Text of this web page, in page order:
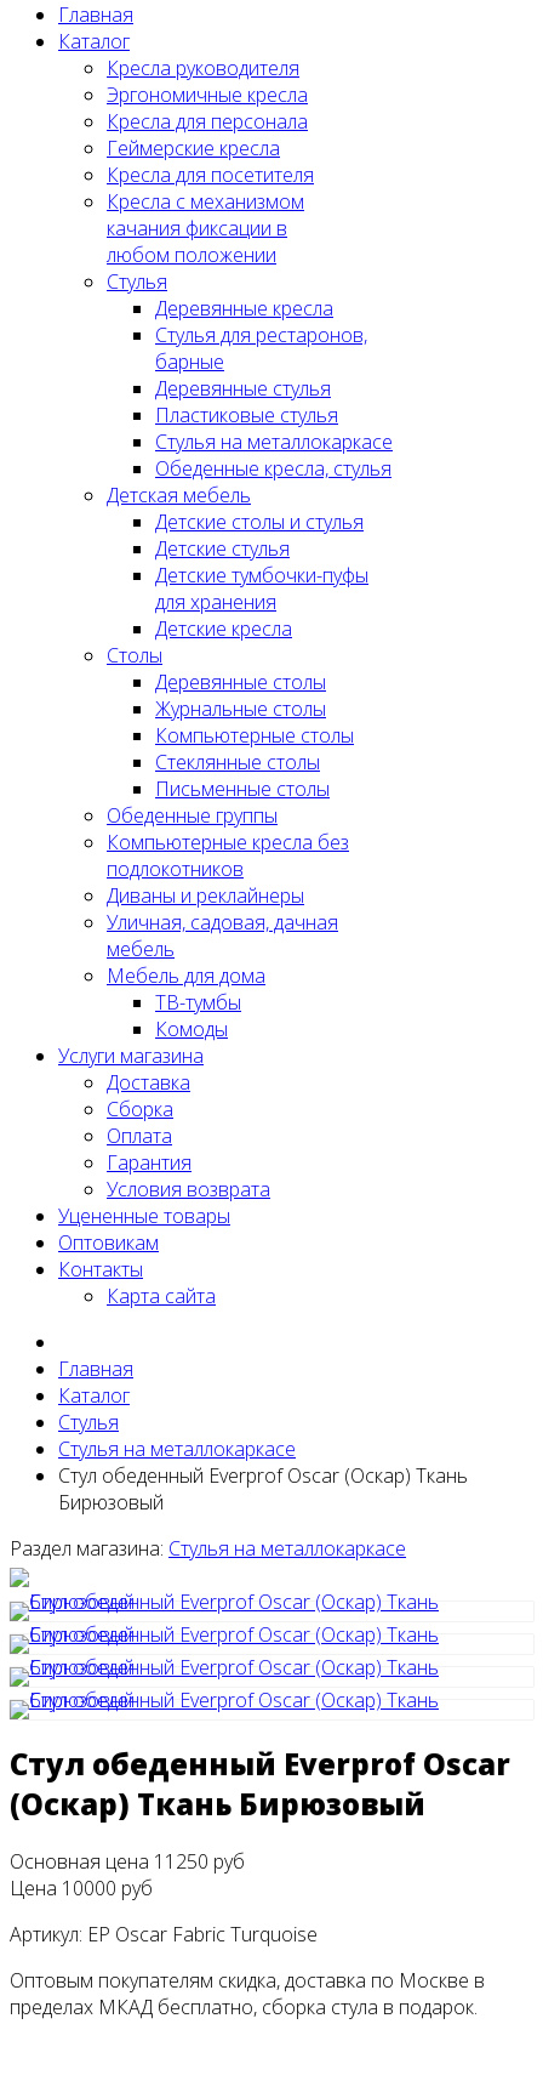
Главная
Каталог
Кресла руководителя
Эргономичные кресла
Кресла для персонала
Геймерские кресла
Кресла для посетителя
Кресла с механизмом
качания фиксации в
любом положении
Стулья
Деревянные кресла
Стулья для рестаронов,
барные
Деревянные стулья
Пластиковые стулья
Стулья на металлокаркасе
Обеденные кресла, стулья
Детская мебель
Детские столы и стулья
Детские стулья
Детские тумбочки-пуфы
для хранения
Детские кресла
Столы
Деревянные столы
Журнальные столы
Компьютерные столы
Стеклянные столы
Письменные столы
Обеденные группы
Компьютерные кресла без
подлокотников
Диваны и реклайнеры
Уличная, садовая, дачная
мебель
Мебель для дома
ТВ-тумбы
Комоды
Услуги магазина
Доставка
Сборка
Оплата
Гарантия
Условия возврата
Уцененные товары
Оптовикам
Контакты
Карта сайта
Главная
Каталог
Стулья
Стулья на металлокаркасе
Стул обеденный Everprof Oscar (Оскар) Ткань
Бирюзовый
Раздел магазина: Стулья на металлокаркасе
Стул обеденный Everprof Oscar
(Оскар) Ткань Бирюзовый
Основная цена 11250 руб
Цена 10000 руб
Артикул: EP Oscar Fabric Turquoise
Оптовым покупателям скидка, доставка по Москве в
пределах МКАД бесплатно, сборка стула в подарок.